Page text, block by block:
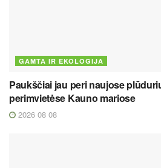
GAMTA IR EKOLOGIJA
Paukščiai jau peri naujose
perimvietėse Kauno mariose
2026 08 08